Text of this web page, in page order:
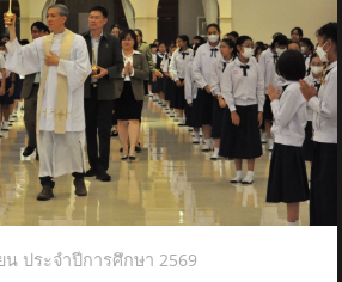
ประจำปีการศึกษา 2569